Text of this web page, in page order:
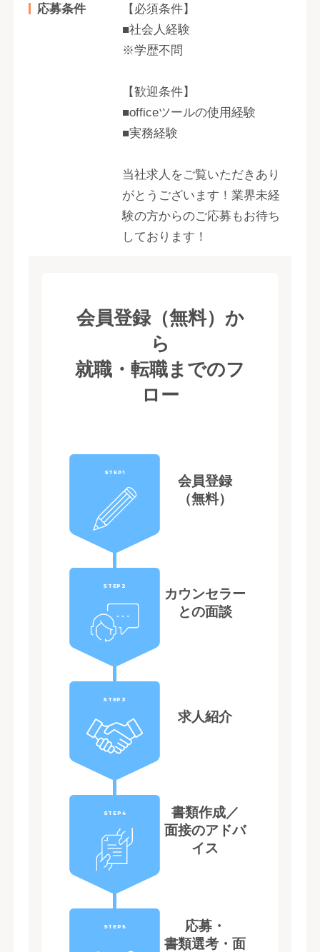
応募条件
【必須条件】
■社会人経験
※学歴不問
【歓迎条件】
■officeツールの使用経験
■実務経験
当社求人をご覧いただきあり
がとうございます！業界未経
験の方からのご応募もお待ち
しております！
会員登録（無料）か
ら
就職・転職までのフ
ロー
STEP1
会員登録
（無料）
STEP2
カウンセラー
との面談
STEP3
求人紹介
STEP4
書類作成／
面接のアドバ
イス
STEP5
応募・
書類選考・面